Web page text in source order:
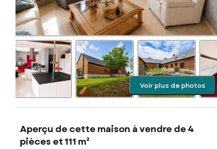
Voir plus de photos
Aperçu de cette maison à vendre de 4
pièces et 111 m²